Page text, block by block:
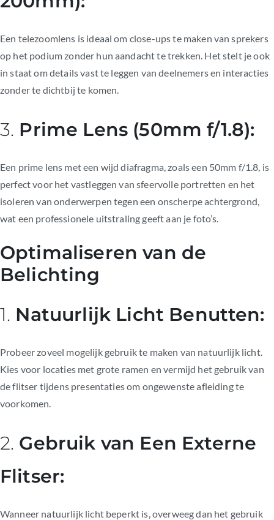
Een telezoomlens is ideaal om close-ups te maken van sprekers
op het podium zonder hun aandacht te trekken. Het stelt je ook
in staat om details vast te leggen van deelnemers en interacties
zonder te dichtbij te komen.
3. Prime Lens (50mm f/1.8):
Een prime lens met een wijd diafragma, zoals een 50mm f/1.8, is
perfect voor het vastleggen van sfeervolle portretten en het
isoleren van onderwerpen tegen een onscherpe achtergrond,
wat een professionele uitstraling geeft aan je foto’s.
Optimaliseren van de
Belichting
1. Natuurlijk Licht Benutten:
Probeer zoveel mogelijk gebruik te maken van natuurlijk licht.
Kies voor locaties met grote ramen en vermijd het gebruik van
de flitser tijdens presentaties om ongewenste afleiding te
voorkomen.
2. Gebruik van Een Externe
Flitser:
Wanneer natuurlijk licht beperkt is, overweeg dan het gebruik